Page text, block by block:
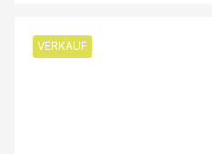
VERKAUF